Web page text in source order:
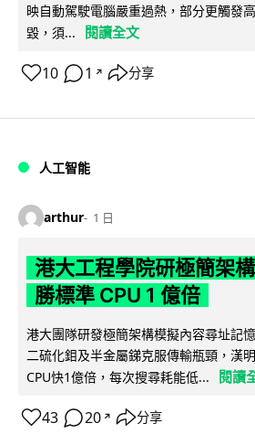
映自動駕駛電腦嚴重過熱，部分更觸發
毀，須...
閱讀全文
10 1 ↗ 分享
人工智能
arthur 1 日
港大工程學院研極簡架
勝標準 CPU 1 億倍
港大團隊研發極簡架構模擬內容尋址記
二硫化鉬及半金屬銻克服傳輸瓶頸，漢
CPU快1億倍，每次搜尋耗能低...
閱讀
43 20 ↗ 分享